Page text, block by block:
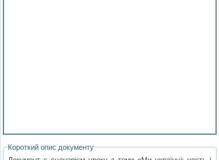
Короткий опис документу